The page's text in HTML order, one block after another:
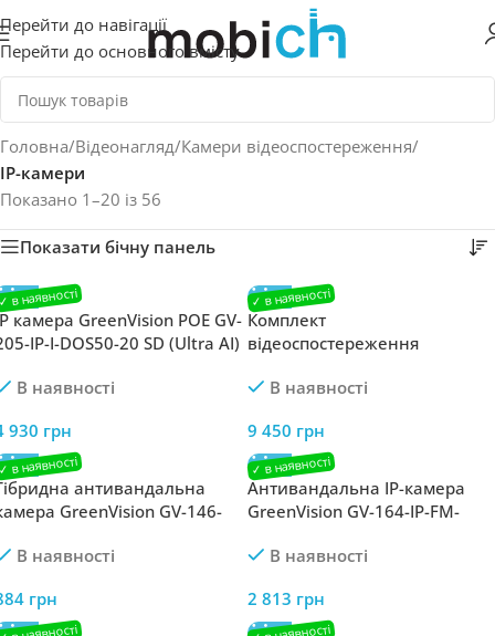
Перейти до навігації
Перейти до основного вмісту
Головна/Відеонагляд/Камери відеоспостереження/
IP-камери
Показано 1–20 із 56
Показати бічну панель
камера GreenVision POE GV-
IP-I-DOS50-20 SD (Ultra AI)
В наявності
930 грн
Комплект
відеоспостереження
розпізнавання облич на 1
В наявності
9 450 грн
антивандальна
GreenVision GV-146-
В наявності
грн
Антивандальна IP-камера
GreenVision GV-164-IP-FM-
В наявності
2 813 грн